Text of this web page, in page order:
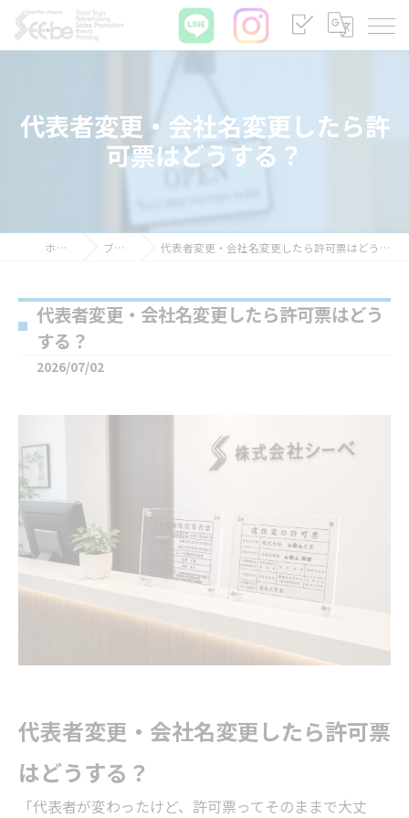
代表者変更・会社名変更したら許
可票はどうする？
ホーム ブログ 代表者変更・会社名変更したら許可票はどうする？
代表者変更・会社名変更したら許可票はどう
する？
2026/07/02
代表者変更・会社名変更したら許可票
はどうする？
「代表者が変わったけど、許可票ってそのままで大丈